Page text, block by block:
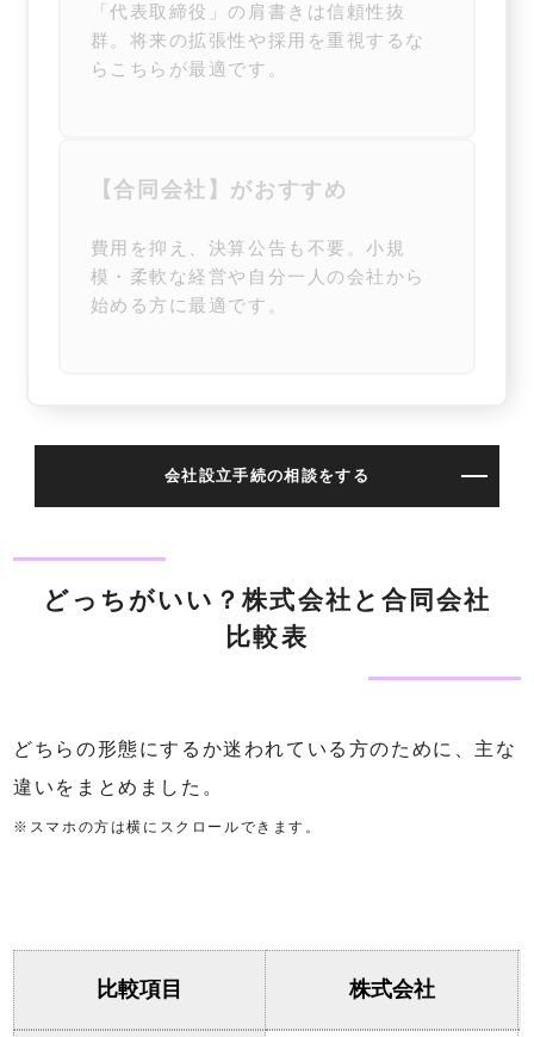
「代表取締役」の肩書きは信頼性抜
群。将来の拡張性や採用を重視するな
らこちらが最適です。
【合同会社】がおすすめ
費用を抑え、決算公告も不要。小規
模・柔軟な経営や自分一人の会社から
始める方に最適です。
会社設立手続の相談をする
どっちがいい？株式会社と合同会社
比較表
どちらの形態にするか迷われている方のために、主な
違いをまとめました。
※スマホの方は横にスクロールできます。
比較項目 株式会社